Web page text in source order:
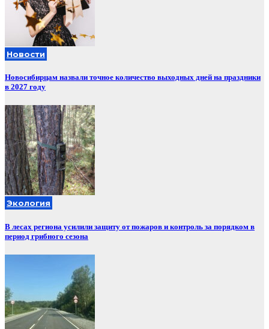
Новости
Новосибирцам назвали точное количество выходных дней на праздники
в 2027 году
Экология
В лесах региона усилили защиту от пожаров и контроль за порядком в
период грибного сезона